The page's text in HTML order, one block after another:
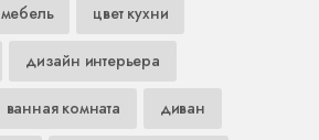
мебель цвет кухни
дизайн интерьера
ванная комната диван